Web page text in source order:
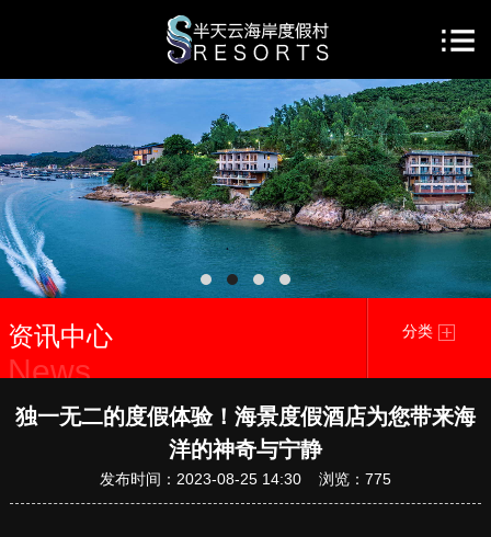
资讯中心
News
分类
独一无二的度假体验！海景度假酒店为您带来海
洋的神奇与宁静
发布时间：2023-08-25 14:30 浏览： 775